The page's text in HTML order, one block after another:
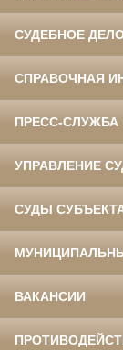
СУДЕБНОЕ
СПРАВОЧНАЯ
ПРЕСС-СЛУЖБА
УПРАВЛЕНИЕ
СУДЫ
ВАКАНСИИ